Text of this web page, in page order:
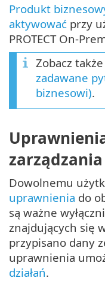
Produkt
aktywować przy
PROTECT On-
Zobacz także
zadawane
biznesowi).
Dowolnemu
uprawnienia do
są ważne
znajdujących się
przypisano dany
uprawnienia
działań.